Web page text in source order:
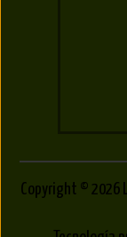
Copyright © 2026